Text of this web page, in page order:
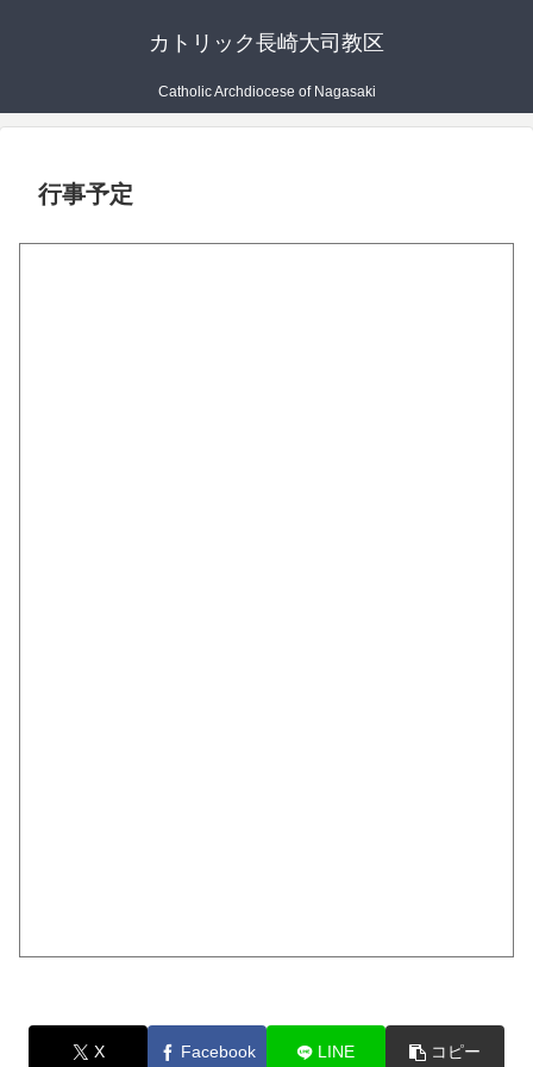
カトリック長崎大司教区
Catholic Archdiocese of Nagasaki
行事予定
X Facebook LINE コピー